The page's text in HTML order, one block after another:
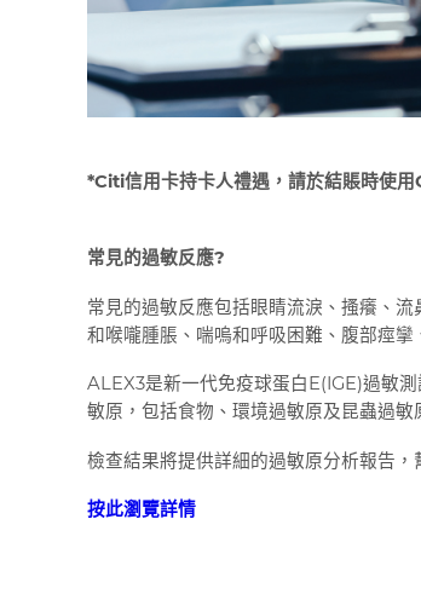
*Citi信用卡持卡人禮遇，請於結賬時使用
常見的過敏反應?
常見的過敏反應包括眼睛流淚、搔癢、
和喉嚨腫脹、喘嗚和呼吸困難、腹部痙攣
ALEX3是新一代免疫球蛋白E(IGE)過敏
敏原，包括食物、環境過敏原及昆蟲過敏
檢查結果將提供詳細的過敏原分析報告
按此瀏覽詳情